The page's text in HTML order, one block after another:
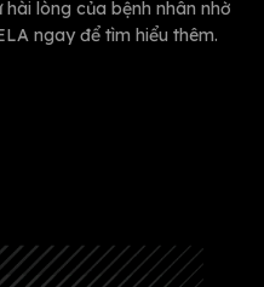
lòng của bệnh nhân nhờ
ngay để tìm hiểu thêm.